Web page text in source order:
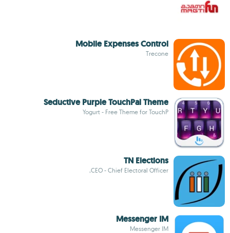
Mobile Expenses Control
Trecone
Seductive Purple TouchPal Theme
Yogurt - Free Theme for TouchP
TN Elections
CEO - Chief Electoral Officer,
Messenger IM
Messenger IM